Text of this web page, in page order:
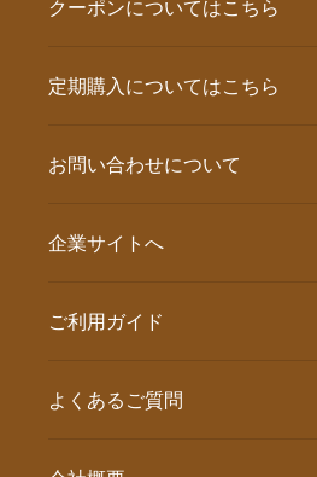
クーポンについてはこちら
定期購入についてはこちら
お問い合わせについて
企業サイトへ
ご利用ガイド
よくあるご質問